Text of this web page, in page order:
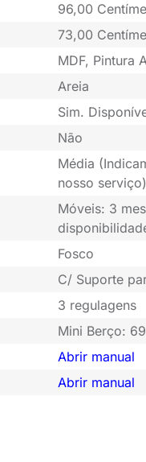
96,00
73,00
MDF, Pintura
Areia
Sim.
Não
Média
nosso serviço)
Móveis: 3
Fosco
C/ Suporte
3 regulagens
Mini Berço:
Abrir manual
Abrir manual